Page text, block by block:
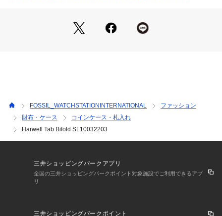
【 FOSSIL について 】
FOSSIL（フォッシル）は、創造性と独創性にインスパイアさ
< ご確認ください >
※ご利用のモニター環境や照明の影響により、実際の商品と色
味が異なって見える場合がございます。
※納品書は保証書の代わりとなりますので、大切に保管してい
FOSSIL_WATCHSTATIONINTERNATIONAL
ファッション
財布・ケース
コインケース・札入れ
Harwell Tab Bifold SL10032203
三井ショッピングパークアプリ
全国の三井ショッピングパークポイント対象施設でご利用できるアプ
リ
三井ショッピングパークポイント